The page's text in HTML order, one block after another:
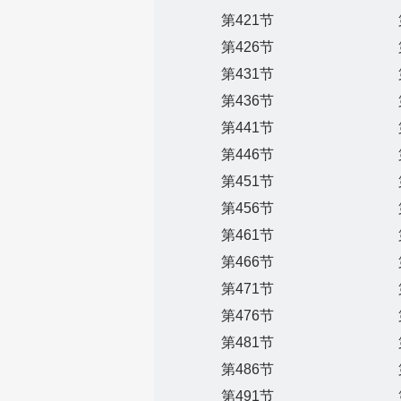
第421节
第426节
第431节
第436节
第441节
第446节
第451节
第456节
第461节
第466节
第471节
第476节
第481节
第486节
第491节